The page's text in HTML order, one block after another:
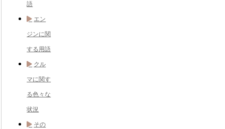
語
エン
ジンに関
する用語
クル
マに関す
る色々な
状況
その